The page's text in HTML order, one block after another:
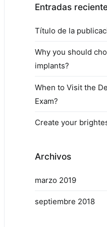
Entradas
Título de la
Why you should
implants?
When to Visit the
Exam?
Create your
Archivos
marzo 2019
septiembre 2018